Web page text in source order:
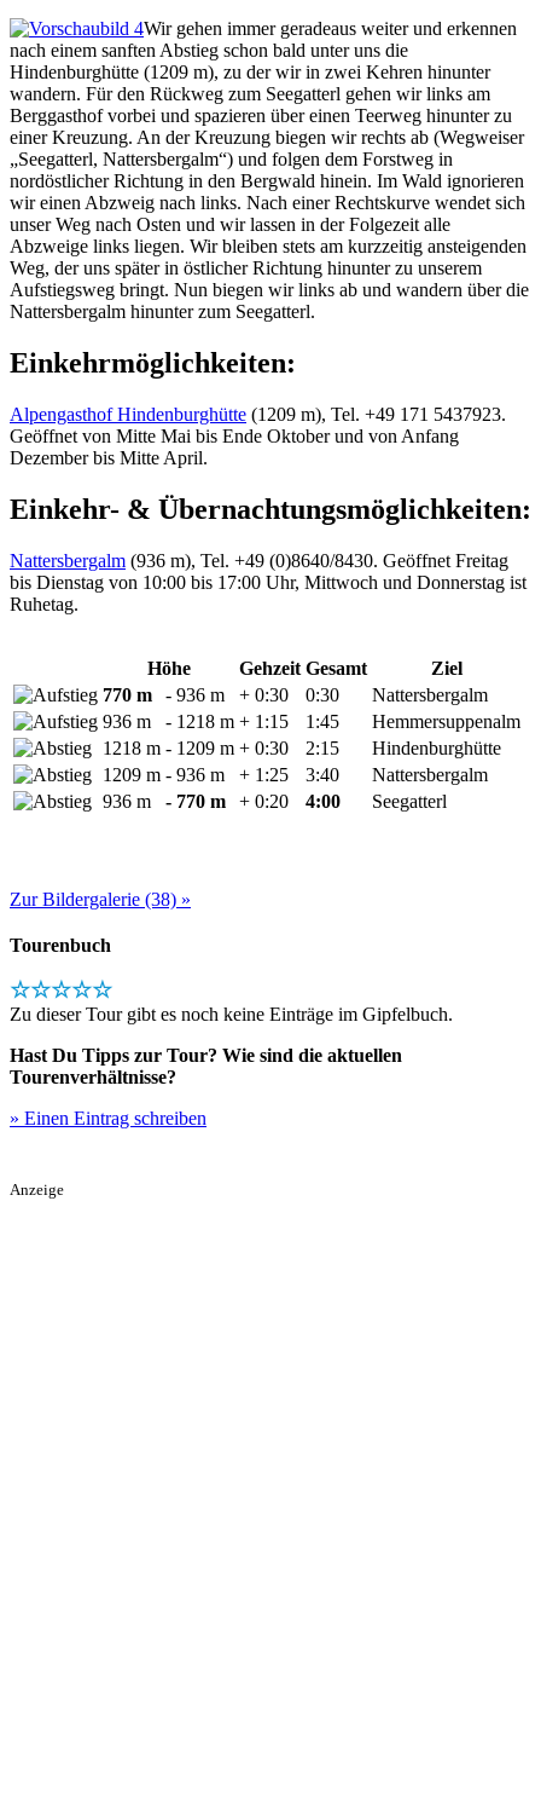
Wir gehen immer geradeaus weiter und erkennen
nach einem sanften Abstieg schon bald unter uns die
Hindenburghütte (1209 m), zu der wir in zwei Kehren hinunter
wandern. Für den Rückweg zum Seegatterl gehen wir links am
Berggasthof vorbei und spazieren über einen Teerweg hinunter zu
einer Kreuzung. An der Kreuzung biegen wir rechts ab (Wegweiser
„Seegatterl, Nattersbergalm“) und folgen dem Forstweg in
nordöstlicher Richtung in den Bergwald hinein. Im Wald ignorieren
wir einen Abzweig nach links. Nach einer Rechtskurve wendet sich
unser Weg nach Osten und wir lassen in der Folgezeit alle
Abzweige links liegen. Wir bleiben stets am kurzzeitig ansteigenden
Weg, der uns später in östlicher Richtung hinunter zu unserem
Aufstiegsweg bringt. Nun biegen wir links ab und wandern über die
Nattersbergalm hinunter zum Seegatterl.
Einkehrmöglichkeiten:
Alpengasthof Hindenburghütte (1209 m), Tel. +49 171 5437923.
Geöffnet von Mitte Mai bis Ende Oktober und von Anfang
Dezember bis Mitte April.
Einkehr- & Übernachtungsmöglichkeiten:
Nattersbergalm (936 m), Tel. +49 (0)8640/8430. Geöffnet Freitag
bis Dienstag von 10:00 bis 17:00 Uhr, Mittwoch und Donnerstag ist
Ruhetag.
Höhe Gehzeit Gesamt
Ziel
770 m
- 936 m + 0:30 0:30
Nattersbergalm
936 m
- 1218 m + 1:15 1:45
Hemmersuppenalm
1218 m - 1209 m + 0:30 2:15
Hindenburghütte
1209 m - 936 m + 1:25 3:40
Nattersbergalm
936 m
- 770 m + 0:20 4:00 Seegatterl
Zur Bildergalerie (38) »
Tourenbuch
☆☆☆☆☆
Zu dieser Tour gibt es noch keine Einträge im Gipfelbuch.
Hast Du Tipps zur Tour? Wie sind die aktuellen
Tourenverhältnisse?
» Einen Eintrag schreiben
Anzeige